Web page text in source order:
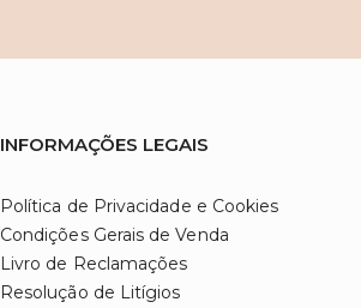
INFORMAÇÕES LEGAIS
Política de Privacidade e Cookies
Condições Gerais de Venda
Livro de Reclamações
Resolução de Litígios